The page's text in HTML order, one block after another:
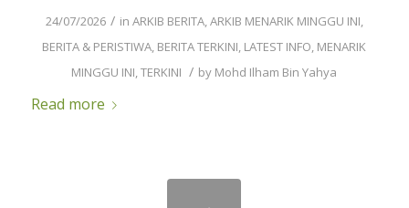
24/07/2026 / in ARKIB BERITA,ARKIB MENARIK MINGGU INI,
BERITA & PERISTIWA, BERITA TERKINI, LATEST INFO, MENARIK
MINGGU INI,TERKINI / by Mohd Ilham Bin Yahya
Read more